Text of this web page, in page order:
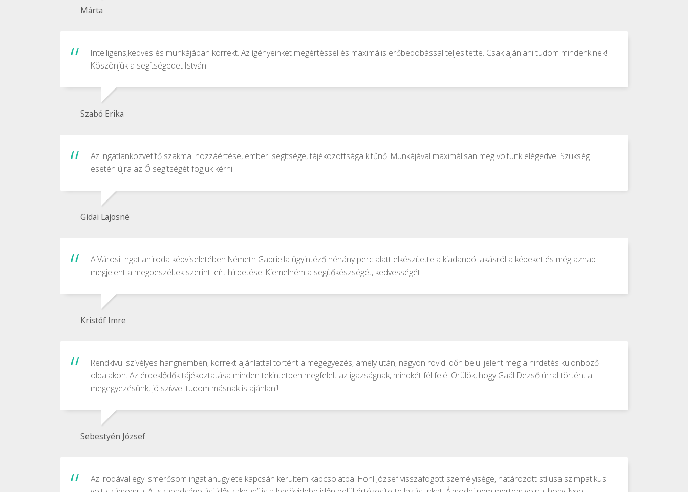
Márta
Intelligens,kedves és munkájában korrekt. Az ígényeinket megértéssel és maximális erőbedobással teljesitette. Csak ajánlani tudom mindenkinek!
Köszönjük a segítségedet István.
Szabó Erika
Az ingatlanközvetítő szakmai hozzáértése, emberi segítsége, tájékozottsága kitűnő. Munkájával maximálisan meg voltunk elégedve. Szükség
esetén újra az Ő segítségét fogjuk kérni.
Gidai Lajosné
A Városi Ingatlaniroda képviseletében Németh Gabriella ügyintéző néhány perc alatt elkészítette a kiadandó lakásról a képeket és még aznap
megjelent a megbeszéltek szerint leírt hirdetése. Kiemelném a segítőkészségét, kedvességét.
Kristóf Imre
Rendkívül szívélyes hangnemben, korrekt ajánlattal történt a megegyezés, amely után, nagyon rövid időn belül jelent meg a hirdetés különböző
oldalakon. Az érdeklődők tájékoztatása minden tekintetben megfelelt az igazságnak, mindkét fél felé. Örülök, hogy Gaál Dezső úrral történt a
megegyezésünk, jó szívvel tudom másnak is ajánlani!
Sebestyén József
Az irodával egy ismerősöm ingatlanügylete kapcsán kerültem kapcsolatba. Hohl József visszafogott személyisége, határozott stílusa szimpatikus